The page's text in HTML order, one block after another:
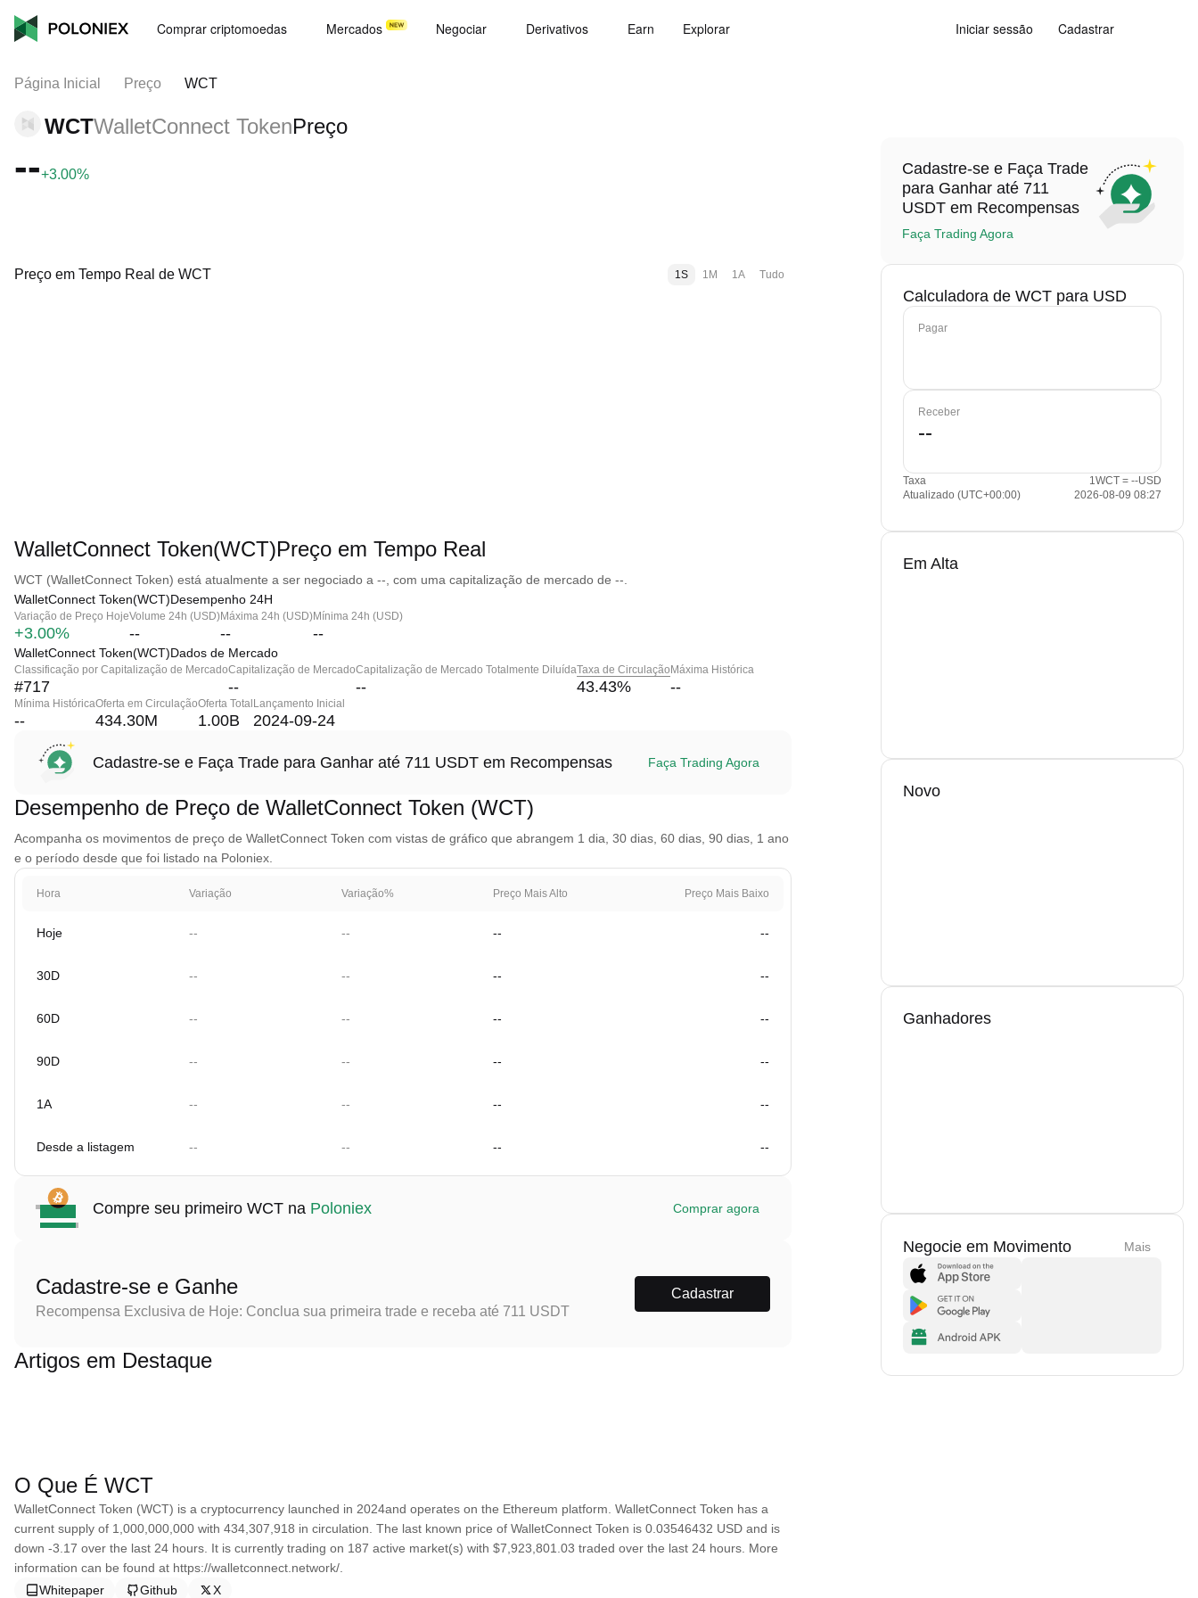
Comprar criptomoedas Mercados Negociar Derivativos Earn Explorar Iniciar sessão Cadastrar
Página Inicial Preço WCT
WCTWalletConnect TokenPreço
--+3.00%
Preço em Tempo Real de WCT 1S 1M 1A Tudo
WalletConnect Token(WCT)Preço em Tempo Real
WCT (WalletConnect Token) está atualmente a ser negociado a --, com uma capitalização de mercado de --.
WalletConnect Token(WCT)Desempenho 24H
Variação de Preço Hoje
+3.00%
Volume 24h (USD)
--
Máxima 24h (USD)
--
Mínima 24h (USD)
--
WalletConnect Token(WCT)Dados de Mercado
Classificação por Capitalização de Mercado
#717
Capitalização de Mercado
--
Capitalização de Mercado Totalmente Diluída
--
Taxa de Circulação
43.43%
Máxima Histórica
--
Mínima Histórica
--
Oferta em Circulação
434.30M
Oferta Total
1.00B
Lançamento Inicial
2024-09-24
Cadastre-se e Faça Trade para Ganhar até 711 USDT em Recompensas Faça Trading Agora
Desempenho de Preço de WalletConnect Token (WCT)
Acompanha os movimentos de preço de WalletConnect Token com vistas de gráfico que abrangem 1 dia, 30 dias, 60 dias, 90 dias, 1 ano
e o período desde que foi listado na Poloniex.
Hora Variação Variação% Preço Mais Alto Preço Mais Baixo
Hoje -- -- -- --
30D -- -- -- --
60D -- -- -- --
90D -- -- -- --
1A -- -- -- --
Desde a listagem -- -- -- --
Compre seu primeiro WCT na Poloniex Comprar agora
Cadastre-se e Ganhe
Recompensa Exclusiva de Hoje: Conclua sua primeira trade e receba até 711 USDT
Cadastrar
Artigos em Destaque
O Que É WCT
WalletConnect Token (WCT) is a cryptocurrency launched in 2024and operates on the Ethereum platform. WalletConnect Token has a
current supply of 1,000,000,000 with 434,307,918 in circulation. The last known price of WalletConnect Token is 0.03546432 USD and is
down -3.17 over the last 24 hours. It is currently trading on 187 active market(s) with $7,923,801.03 traded over the last 24 hours. More
information can be found at https://walletconnect.network/.
Whitepaper
Github X
Cadastre-se e Faça Trade
para Ganhar até 711
USDT em Recompensas
Faça Trading Agora
Calculadora de WCT para USD
Pagar
Receber
Taxa
1WCT = --USD
Atualizado (UTC+00:00)
2026-08-09 08:27
Em Alta
Novo
Ganhadores
Negocie em Movimento Mais